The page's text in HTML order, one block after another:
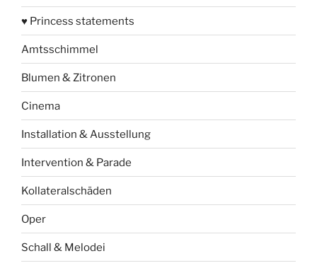
♥ Princess statements
Amtsschimmel
Blumen & Zitronen
Cinema
Installation & Ausstellung
Intervention & Parade
Kollateralschäden
Oper
Schall & Melodei